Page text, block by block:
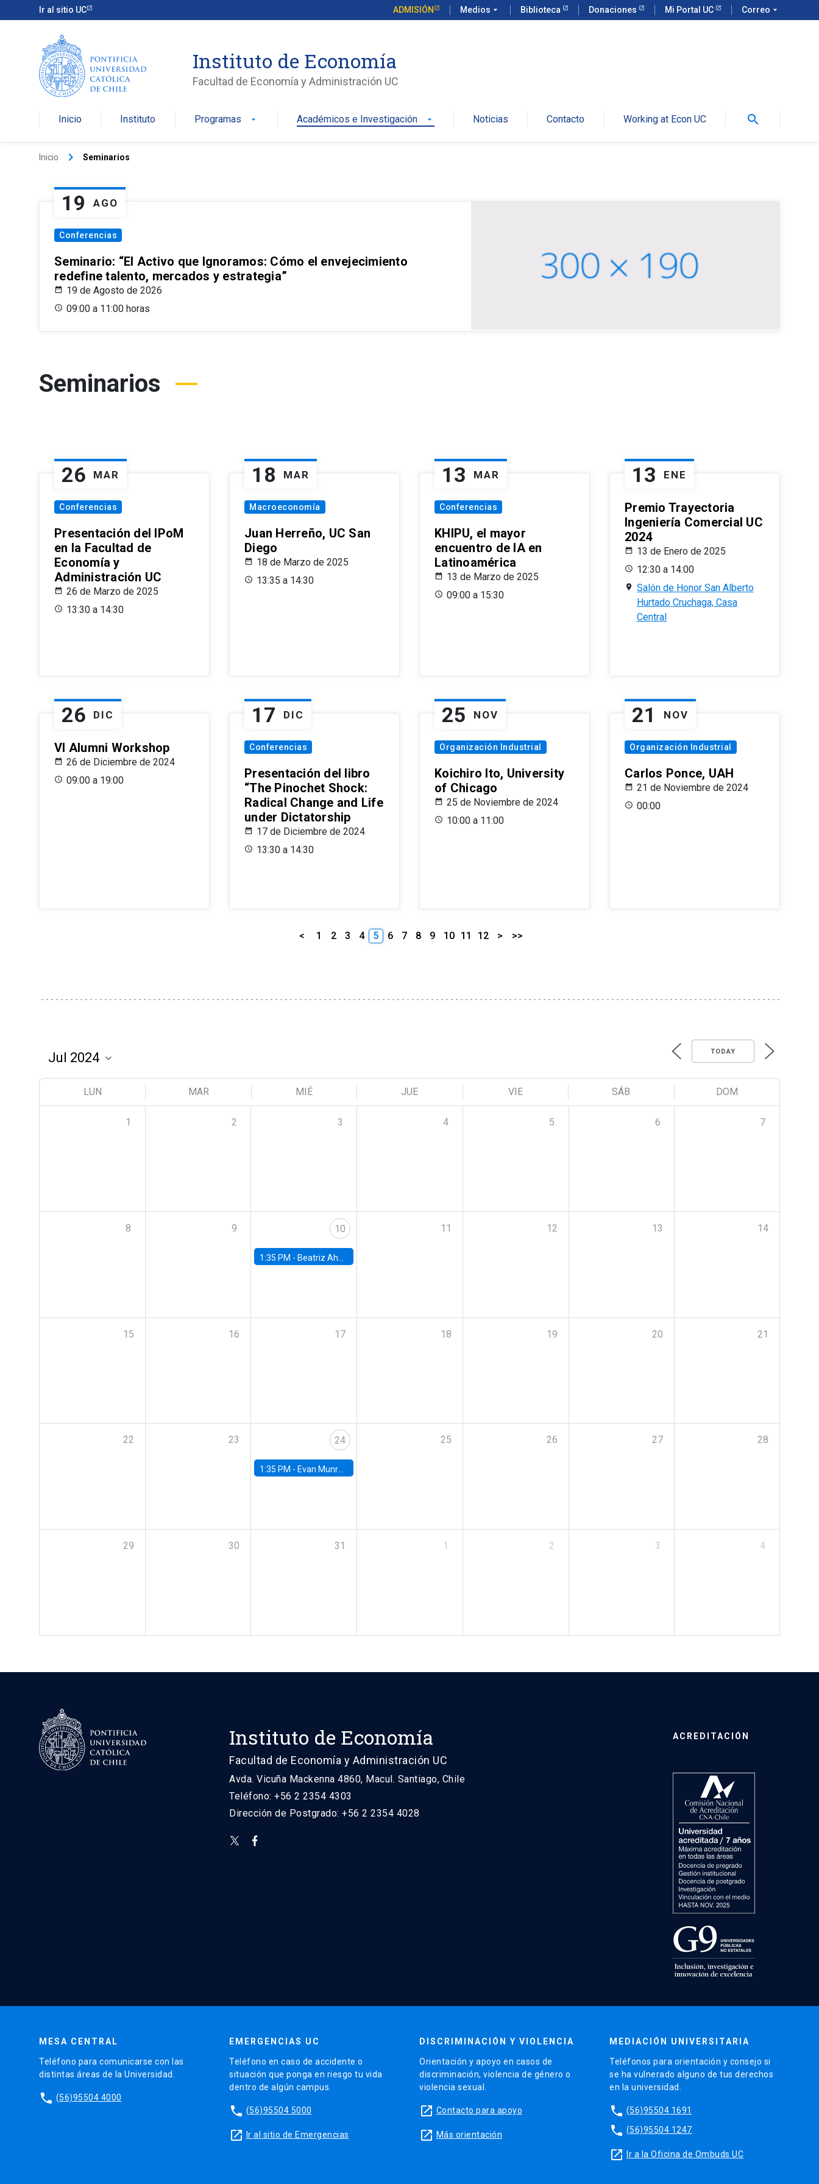
Ir al sitio UC ADMISIÓN Medios arrow_drop_down Biblioteca Donaciones Mi Portal UC Correo arrow_drop_down
Instituto de Economía
Facultad de Economía y Administración UC
Inicio Instituto Programas arrow_drop_down Académicos e Investigación arrow_drop_down Noticias Contacto Working at Econ UC search
Inicio keyboard_arrow_right Seminarios
19 AGO
Conferencias
Seminario: “El Activo que Ignoramos: Cómo el envejecimiento
redefine talento, mercados y estrategia”
19 de Agosto de 2026
09:00 a 11:00 horas
Seminarios
26 MAR
Conferencias
Presentación del IPoM
en la Facultad de
Economía y
Administración UC
26 de Marzo de 2025
13:30 a 14:30
18 MAR
Macroeconomía
Juan Herreño, UC San
Diego
18 de Marzo de 2025
13:35 a 14:30
13 MAR
Conferencias
KHIPU, el mayor
encuentro de IA en
Latinoamérica
13 de Marzo de 2025
09:00 a 15:30
13 ENE
Premio Trayectoria
Ingeniería Comercial UC
2024
13 de Enero de 2025
12:30 a 14:00
Salón de Honor San Alberto
Hurtado Cruchaga, Casa
Central
26 DIC
VI Alumni Workshop
26 de Diciembre de 2024
09:00 a 19:00
17 DIC
Conferencias
Presentación del libro
“The Pinochet Shock:
Radical Change and Life
under Dictatorship
17 de Diciembre de 2024
13:30 a 14:30
25 NOV
Organización Industrial
Koichiro Ito, University
of Chicago
25 de Noviembre de 2024
10:00 a 11:00
21 NOV
Organización Industrial
Carlos Ponce, UAH
21 de Noviembre de 2024
00:00
< 1 2 3 4 5 6 7 8 9 10 11 12 > >>
TODAY
LUN MAR MIÉ JUE VIE SÁB DOM
1 2 3 4 5 6 7
8 9 10
1:35 PM - Beatriz Ahumada, PhD candidate, Universidad de Pittsburgh
11 12 13 14
15 16 17 18 19 20 21
22 23 24
1:35 PM - Evan Munro, Neyman Visiting Assistant Professor in the Department of Statistics at UC Berkeley
25 26 27 28
29 30 31 1 2 3 4
Instituto de Economía
Facultad de Economía y Administración UC
Avda. Vicuña Mackenna 4860, Macul. Santiago, Chile
Teléfono: +56 2 2354 4303
Dirección de Postgrado: +56 2 2354 4028
ACREDITACIÓN
MESA CENTRAL
Teléfono para comunicarse con las
distintas áreas de la Universidad.
phone (56)95504 4000
EMERGENCIAS UC
Teléfono en caso de accidente o
situación que ponga en riesgo tu vida
dentro de algún campus.
phone (56)95504 5000
launch Ir al sitio de Emergencias
DISCRIMINACIÓN Y VIOLENCIA
Orientación y apoyo en casos de
discriminación, violencia de género o
violencia sexual.
launch Contacto para apoyo
launch Más orientación
MEDIACIÓN UNIVERSITARIA
Teléfonos para orientación y consejo si
se ha vulnerado alguno de tus derechos
en la universidad.
phone (56)95504 1691
phone (56)95504 1247
launch Ir a la Oficina de Ombuds UC